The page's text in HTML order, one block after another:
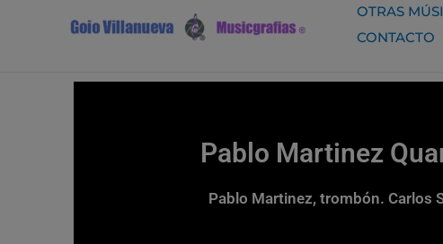
OTRAS
CONTACTO
Pablo Martinez
Pablo Martinez, trombón. Carlos